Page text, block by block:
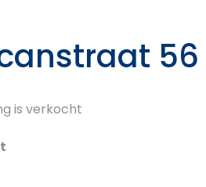
56
is verkocht